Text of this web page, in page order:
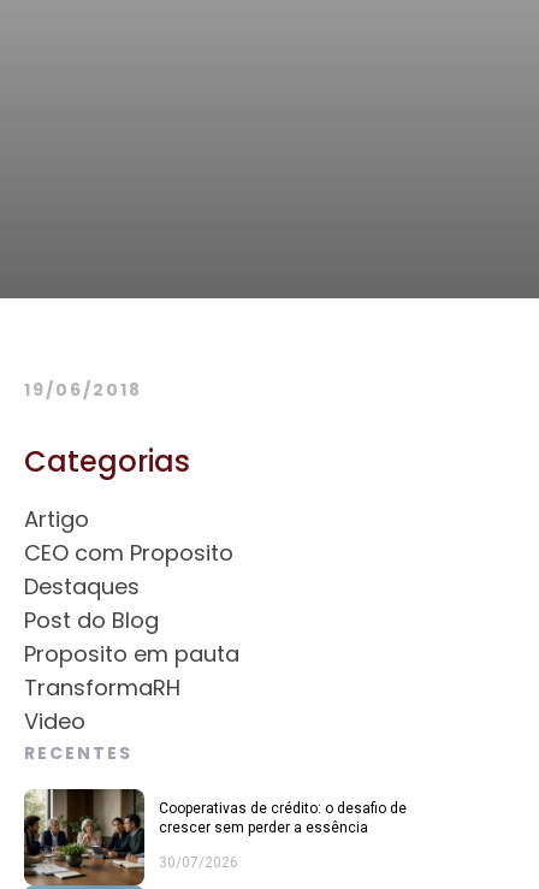
19/06/2018
Categorias
Artigo
CEO com Proposito
Destaques
Post do Blog
Proposito em pauta
TransformaRH
Video
RECENTES
Cooperativas de crédito: o desafio de
crescer sem perder a essência
30/07/2026